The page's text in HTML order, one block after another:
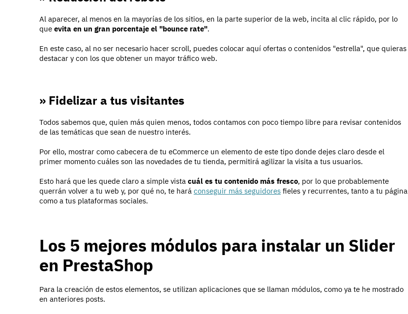
Al aparecer, al menos en la mayorías de los sitios, en la parte superior de la web, incita al clic rápido, por lo
que evita en un gran porcentaje el "bounce rate".
En este caso, al no ser necesario hacer scroll, puedes colocar aquí ofertas o contenidos "estrella", que quieras
destacar y con los que obtener un mayor tráfico web.
» Fidelizar a tus visitantes
Todos sabemos que, quien más quien menos, todos contamos con poco tiempo libre para revisar contenidos
de las temáticas que sean de nuestro interés.
Por ello, mostrar como cabecera de tu eCommerce un elemento de este tipo donde dejes claro desde el
primer momento cuáles son las novedades de tu tienda, permitirá agilizar la visita a tus usuarios.
Esto hará que les quede claro a simple vista cuál es tu contenido más fresco, por lo que probablemente
querrán volver a tu web y, por qué no, te hará conseguir más seguidores fieles y recurrentes, tanto a tu página
como a tus plataformas sociales.
Los 5 mejores módulos para instalar un Slider
en PrestaShop
Para la creación de estos elementos, se utilizan aplicaciones que se llaman módulos, como ya te he mostrado
en anteriores posts.